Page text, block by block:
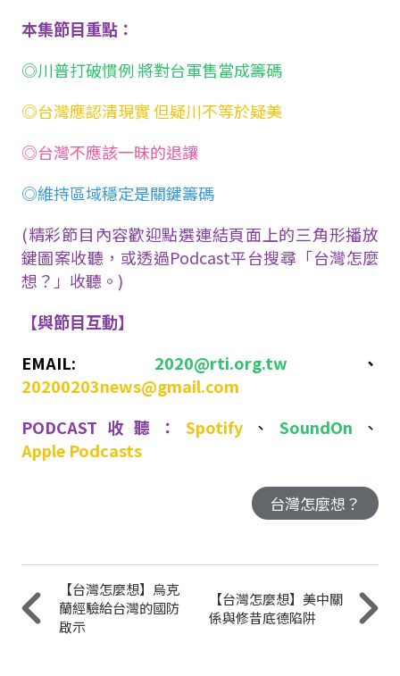
本集節目重點：
◎川普打破慣例 將對台軍售當成籌碼
◎台灣應認清現實 但疑川不等於疑美
◎台灣不應該一昧的退讓
◎維持區域穩定是關鍵籌碼
(精彩節目內容歡迎點選連結頁面上的三角形播放
鍵圖案收聽，或透過Podcast平台搜尋「台灣怎麼
想？」收聽。)
【與節目互動】
EMAIL:
2020@rti.org.tw 、
20200203news@gmail.com
PODCAST收聽：Spotify 、 SoundOn 、
Apple Podcasts
台灣怎麼想？
【台灣怎麼想】烏克
蘭經驗給台灣的國防
啟示
【台灣怎麼想】美中關
係與修昔底德陷阱